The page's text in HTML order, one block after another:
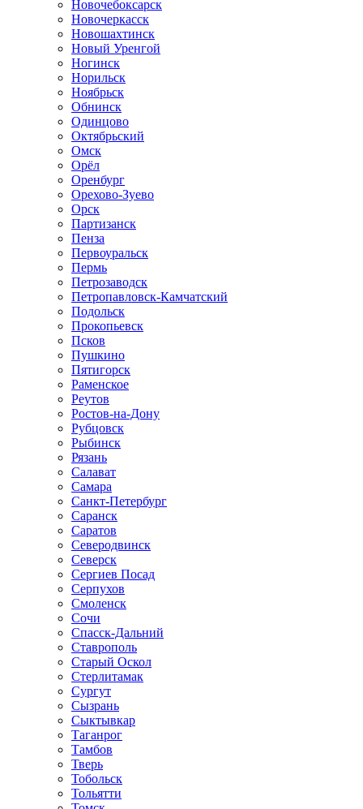
Новочебоксарск
Новочеркасск
Новошахтинск
Новый Уренгой
Ногинск
Норильск
Ноябрьск
Обнинск
Одинцово
Октябрьский
Омск
Орёл
Оренбург
Орехово-Зуево
Орск
Партизанск
Пенза
Первоуральск
Пермь
Петрозаводск
Петропавловск-Камчатский
Подольск
Прокопьевск
Псков
Пушкино
Пятигорск
Раменское
Реутов
Ростов-на-Дону
Рубцовск
Рыбинск
Рязань
Салават
Самара
Санкт-Петербург
Саранск
Саратов
Северодвинск
Северск
Сергиев Посад
Серпухов
Смоленск
Сочи
Спасск-Дальний
Ставрополь
Старый Оскол
Стерлитамак
Сургут
Сызрань
Сыктывкар
Таганрог
Тамбов
Тверь
Тобольск
Тольятти